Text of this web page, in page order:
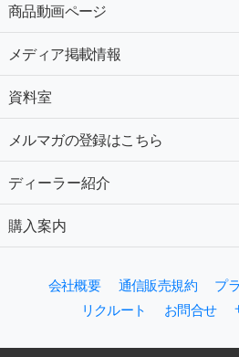
商品動画ページ
メディア掲載情報
資料室
メルマガの登録はこちら
ディーラー紹介
購入案内
会社概要 通信販売規約
プ
リクルート
お問合せ